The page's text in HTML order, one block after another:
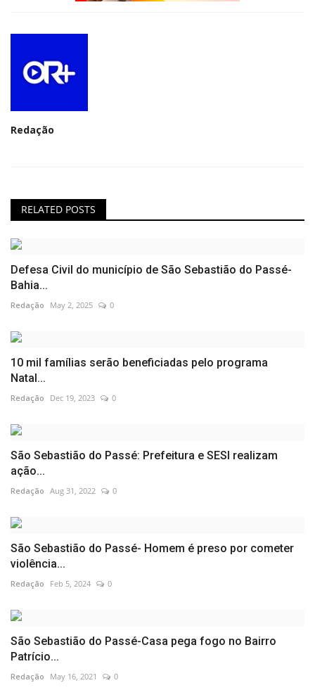
Redação
RELATED POSTS
Defesa Civil do município de São Sebastião do Passé-
Bahia...
Redação May 2, 2025 0
10 mil famílias serão beneficiadas pelo programa
Natal...
Redação Dec 19, 2023 0
São Sebastião do Passé: Prefeitura e SESI realizam
ação...
Redação Aug 31, 2022 0
São Sebastião do Passé- Homem é preso por cometer
violência...
Redação Feb 5, 2024 0
São Sebastião do Passé-Casa pega fogo no Bairro
Patrício...
Redação May 16, 2021 0